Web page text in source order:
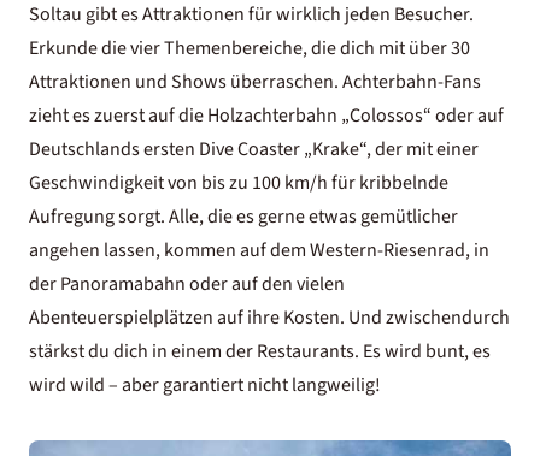
Soltau gibt es Attraktionen für wirklich jeden Besucher.
Erkunde die vier Themenbereiche, die dich mit über 30
Attraktionen und Shows überraschen. Achterbahn-Fans
zieht es zuerst auf die Holzachterbahn „Colossos“ oder auf
Deutschlands ersten Dive Coaster „Krake“, der mit einer
Geschwindigkeit von bis zu 100 km/h für kribbelnde
Aufregung sorgt. Alle, die es gerne etwas gemütlicher
angehen lassen, kommen auf dem Western-Riesenrad, in
der Panoramabahn oder auf den vielen
Abenteuerspielplätzen auf ihre Kosten. Und zwischendurch
stärkst du dich in einem der Restaurants. Es wird bunt, es
wird wild – aber garantiert nicht langweilig!